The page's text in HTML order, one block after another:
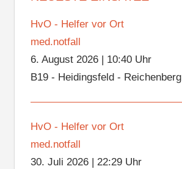
HvO - Helfer vor Ort
med.notfall
6. August 2026| 10:40 Uhr
B19 - Heidingsfeld - Reichenberg
HvO - Helfer vor Ort
med.notfall
30. Juli 2026| 22:29 Uhr